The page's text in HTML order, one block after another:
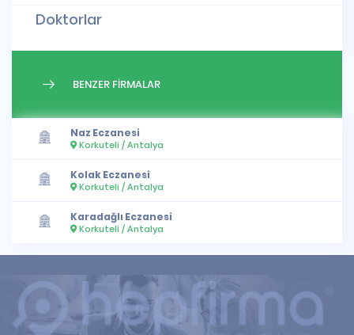
Doktorlar
BENZER FİRMALAR
Naz Eczanesi
Korkuteli / Antalya
Kolak Eczanesi
Korkuteli / Antalya
Karadağlı Eczanesi
Korkuteli / Antalya